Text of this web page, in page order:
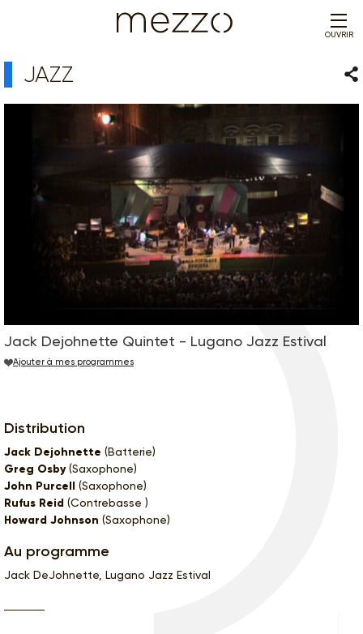
OUVRIR
JAZZ
Jack Dejohnette Quintet - Lugano Jazz Estival
Ajouter à mes programmes
Distribution
Jack Dejohnette (Batterie)
Greg Osby(Saxophone)
John Purcell (Saxophone)
Rufus Reid (Contrebasse )
Howard Johnson (Saxophone)
Au programme
Jack DeJohnette, Lugano Jazz Estival